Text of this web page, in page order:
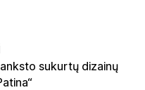
sukurtų dizainų